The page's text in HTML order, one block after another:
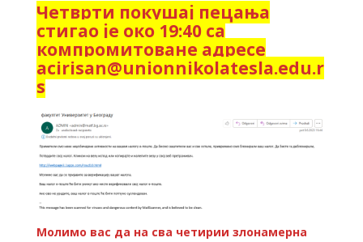
Четврти покушај пецања
стигао је око 19:40 са
компромитоване адресе
acirisan@unionnikolatesla.edu.r
s
Молимо вас да на сва четирии злонамерна